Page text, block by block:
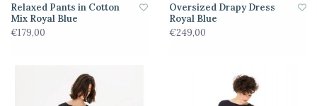
Relaxed Pants in Cotton
Mix Royal Blue
€179,00
Oversized Drapy Dress
Royal Blue
€249,00